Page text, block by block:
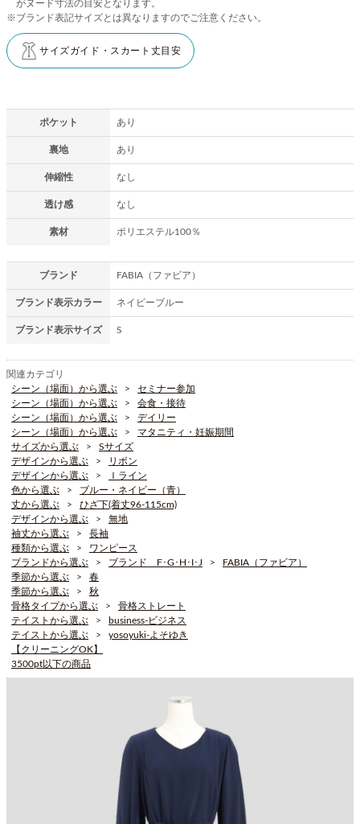
がヌード寸法の目安となります。
※ブランド表記サイズとは異なりますのでご注意ください。
サイズガイド・スカート丈目安
ポケット あり
裏地 あり
伸縮性 なし
透け感 なし
素材 ポリエステル100％
ブランド FABIA（ファビア）
ブランド表示カラー ネイビーブルー
ブランド表示サイズ S
関連カテゴリ
シーン（場面）から選ぶ
セミナー参加
シーン（場面）から選ぶ
会食・接待
シーン（場面）から選ぶ
デイリー
シーン（場面）から選ぶ
マタニティ・妊娠期間
サイズから選ぶ
Sサイズ
デザインから選ぶ
リボン
デザインから選ぶ
Ｉライン
色から選ぶ
ブルー・ネイビー（青）
丈から選ぶ
ひざ下(着丈96-115cm)
デザインから選ぶ
無地
袖丈から選ぶ
長袖
種類から選ぶ
ワンピース
ブランドから選ぶ
ブランド F･G･H･I･J
FABIA（ファビア）
季節から選ぶ
春
季節から選ぶ
秋
骨格タイプから選ぶ
骨格ストレート
テイストから選ぶ
business-ビジネス
テイストから選ぶ
yosoyuki-よそゆき
【クリーニングOK】
3500pt以下の商品